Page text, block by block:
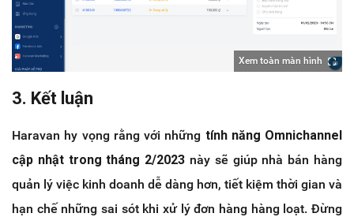
Xem toàn màn hình
3. Kết luận
Haravan hy vọng rằng với những tính năng Omnichannel
cập nhật trong tháng 2/2023 này sẽ giúp nhà bán hàng
quản lý việc kinh doanh dễ dàng hơn, tiết kiệm thời gian và
hạn chế những sai sót khi xử lý đơn hàng hàng loạt. Đừng